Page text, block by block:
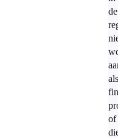
de
als
of